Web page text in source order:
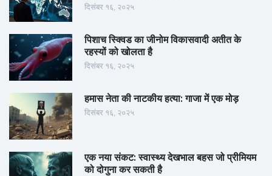
दिसंबर १६, २०२५
पिशाच स्क्विड का जीनोम विकासवादी अतीत के
रहस्यों को खोलता है
दिसंबर १६, २०२५
हमास नेता की नाटकीय हत्या: गाजा में एक मोड़
दिसंबर १६, २०२५
एक नया संकट: स्वास्थ्य देखभाल बहस जो प्रीमियम
को दोगुना कर सकती है